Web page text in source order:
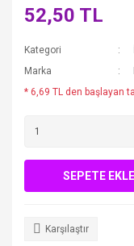
52,50 TL
Kategori
Marka
* 6,69 TL den başlayan
SEPETE EKLE
Karşılaştır